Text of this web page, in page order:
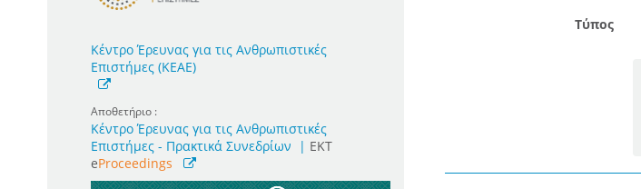
Κέντρο Έρευνας για τις Ανθρωπιστικές
Επιστήμες (ΚΕΑΕ)
Αποθετήριο :
Κέντρο Έρευνας για τις Ανθρωπιστικές
Επιστήμες - Πρακτικά Συνεδρίων
| ΕΚΤ
eProceedings
Τύπος